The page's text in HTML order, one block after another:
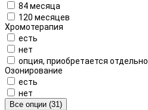
84 месяца
120 месяцев
Хромотерапия
есть
нет
опция, приобретается отдельно
Озонирование
есть
нет
Все опции (31)